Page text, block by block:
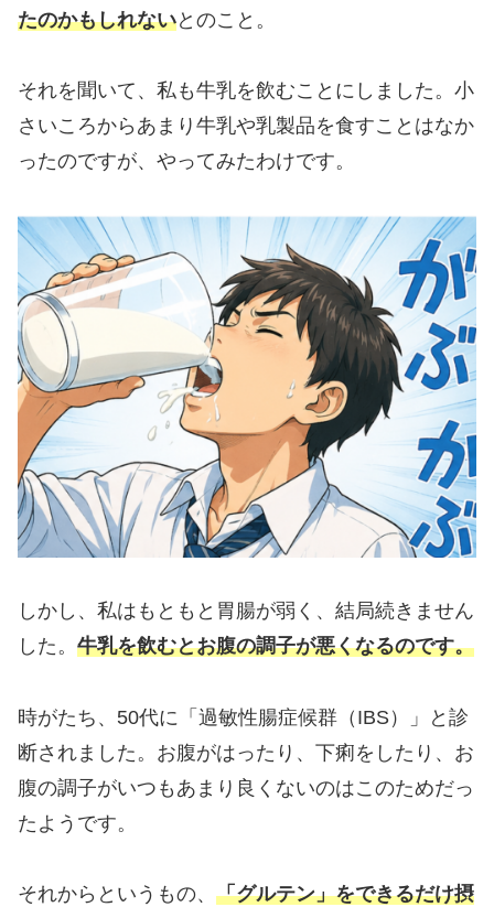
たのかもしれないとのこと。
それを聞いて、私も牛乳を飲むことにしました。小
さいころからあまり牛乳や乳製品を食すことはなか
ったのですが、やってみたわけです。
しかし、私はもともと胃腸が弱く、結局続きません
した。 牛乳を飲むとお腹の調子が悪くなるのです。
時がたち、50代に「過敏性腸症候群（IBS）」と診
断されました。お腹がはったり、下痢をしたり、お
腹の調子がいつもあまり良くないのはこのためだっ
たようです。
それからというもの、 「グルテン」をできるだけ摂